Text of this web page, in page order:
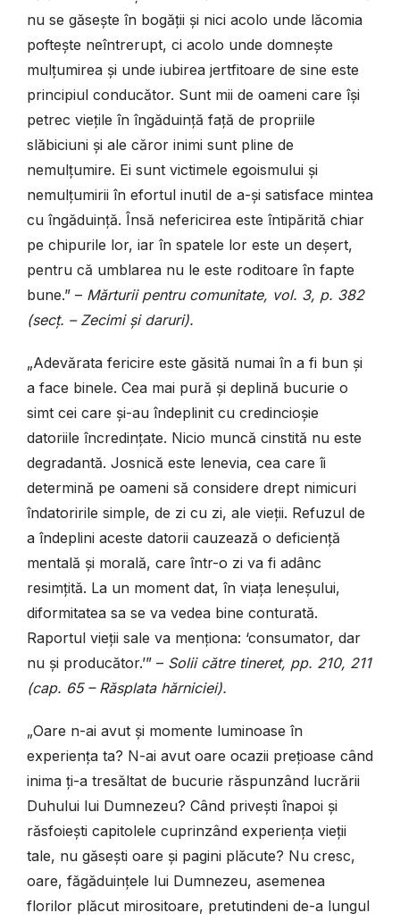
nu se găsește în bogății și nici acolo unde lăcomia
poftește neîntrerupt, ci acolo unde domnește
mulțumirea și unde iubirea jertfitoare de sine este
principiul conducător. Sunt mii de oameni care își
petrec viețile în îngăduință față de propriile
slăbiciuni și ale căror inimi sunt pline de
nemulțumire. Ei sunt victimele egoismului și
nemulțumirii în efortul inutil de a-și satisface mintea
cu îngăduință. Însă nefericirea este întipărită chiar
pe chipurile lor, iar în spatele lor este un deșert,
pentru că umblarea nu le este roditoare în fapte
bune.” – Mărturii pentru comunitate, vol. 3, p. 382
(secț. – Zecimi și daruri).
„Adevărata fericire este găsită numai în a fi bun și
a face binele. Cea mai pură și deplină bucurie o
simt cei care și-au îndeplinit cu credincioșie
datoriile încredințate. Nicio muncă cinstită nu este
degradantă. Josnică este lenevia, cea care îi
determină pe oameni să considere drept nimicuri
îndatoririle simple, de zi cu zi, ale vieții. Refuzul de
a îndeplini aceste datorii cauzează o deficiență
mentală și morală, care într-o zi va fi adânc
resimțită. La un moment dat, în viața leneșului,
diformitatea sa se va vedea bine conturată.
Raportul vieții sale va menționa: ‘consumator, dar
nu și producător.’” – Solii către tineret, pp. 210, 211
(cap. 65 – Răsplata hărniciei).
„Oare n-ai avut și momente luminoase în
experiența ta? N-ai avut oare ocazii prețioase când
inima ți-a tresăltat de bucurie răspunzând lucrării
Duhului lui Dumnezeu? Când privești înapoi și
răsfoiești capitolele cuprinzând experiența vieții
tale, nu găsești oare și pagini plăcute? Nu cresc,
oare, făgăduințele lui Dumnezeu, asemenea
florilor plăcut mirositoare, pretutindeni de-a lungul